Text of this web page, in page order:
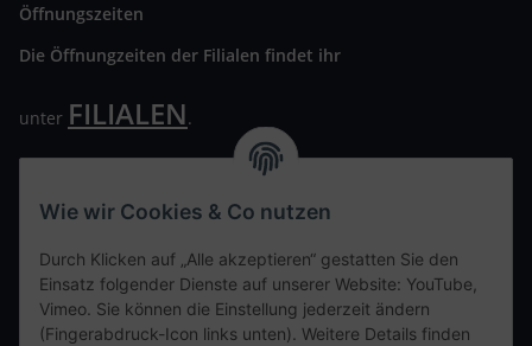
Öffnungszeiten
Die Öffnungzeiten der Filialen findet ihr
unter FILIALEN.
Wir freuen uns auf Euren Besuch. Bitte beachtet die
Kontaktdaten
Wie wir Cookies & Co nutzen
Durch Klicken auf „Alle akzeptieren“ gestatten Sie den
Einsatz folgender Dienste auf unserer Website: YouTube,
Vimeo. Sie können die Einstellung jederzeit ändern
(Fingerabdruck-Icon links unten). Weitere Details finden